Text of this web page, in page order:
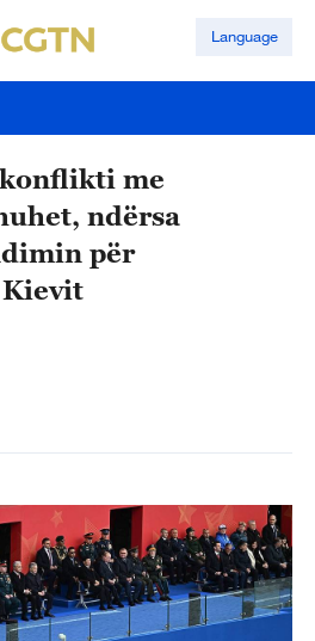
Language
me
ndërsa
për
Kievit